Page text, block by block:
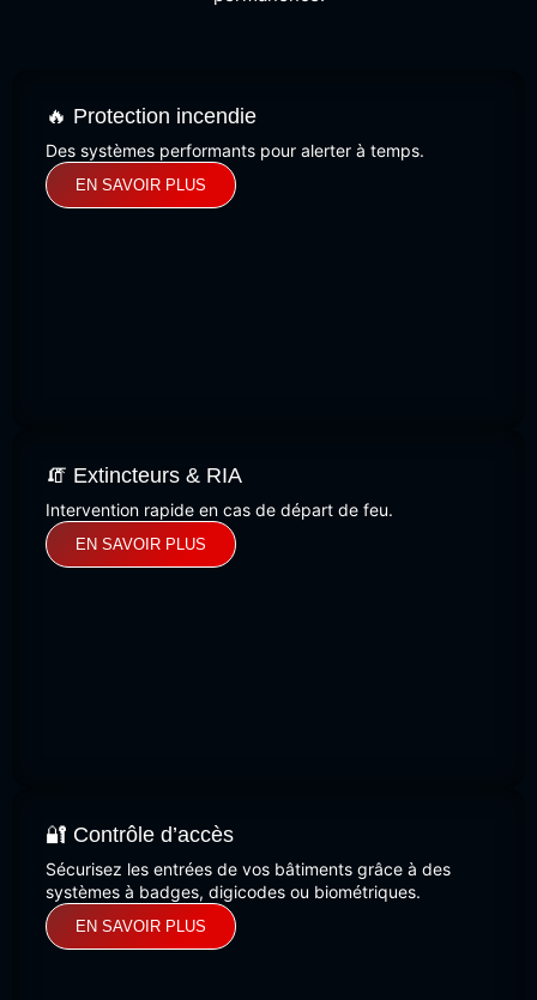
🔥 Protection incendie
Des systèmes performants pour alerter à temps.
EN SAVOIR PLUS
🧯 Extincteurs & RIA
Intervention rapide en cas de départ de feu.
EN SAVOIR PLUS
🔐 Contrôle d’accès
Sécurisez les entrées de vos bâtiments grâce à des
systèmes à badges, digicodes ou biométriques.
EN SAVOIR PLUS